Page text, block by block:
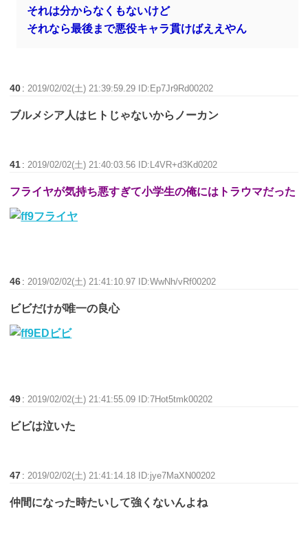
それは分からなくもないけど
それなら最後まで悪役キャラ貫けばええやん
40 : 2019/02/02(土) 21:39:59.29 ID:Ep7Jr9Rd00202
ブルメシア人はヒトじゃないからノーカン
41 : 2019/02/02(土) 21:40:03.56 ID:L4VR+d3Kd0202
フライヤが気持ち悪すぎて小学生の俺にはトラウマだった
46 :2019/02/02(土) 21:41:10.97 ID:WwNh/vRf00202
ビビだけが唯一の良心
49 :2019/02/02(土) 21:41:55.09 ID:7Hot5tmk00202
ビビは泣いた
47 :2019/02/02(土) 21:41:14.18 ID:jye7MaXN00202
仲間になった時たいして強くないんよね